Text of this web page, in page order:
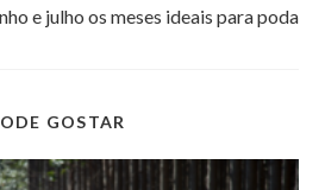
e julho os meses ideais para poda
GOSTAR